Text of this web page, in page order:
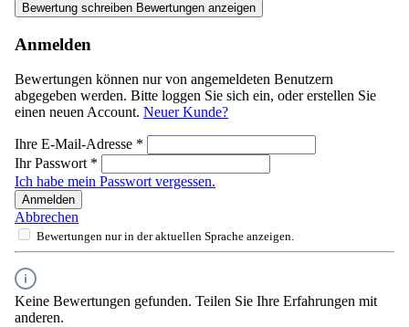
Bewertung schreiben Bewertungen anzeigen
Anmelden
Bewertungen können nur von angemeldeten Benutzern
abgegeben werden. Bitte loggen Sie sich ein, oder erstellen Sie
einen neuen Account. Neuer Kunde?
Ihre E-Mail-Adresse *
Ihr Passwort *
Ich habe mein Passwort vergessen.
Anmelden
Abbrechen
Bewertungen nur in der aktuellen Sprache anzeigen.
Keine Bewertungen gefunden. Teilen Sie Ihre Erfahrungen mit
anderen.